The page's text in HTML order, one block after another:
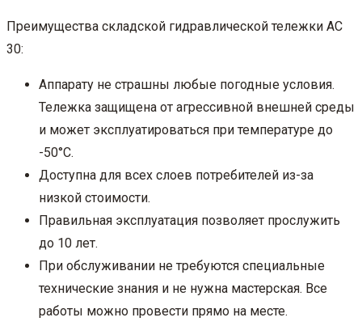
Преимущества складской гидравлической тележки АС
30:
Аппарату не страшны любые погодные условия.
Тележка защищена от агрессивной внешней среды
и может эксплуатироваться при температуре до
-50°С.
Доступна для всех слоев потребителей из-за
низкой стоимости.
Правильная эксплуатация позволяет прослужить
до 10 лет.
При обслуживании не требуются специальные
технические знания и не нужна мастерская. Все
работы можно провести прямо на месте.